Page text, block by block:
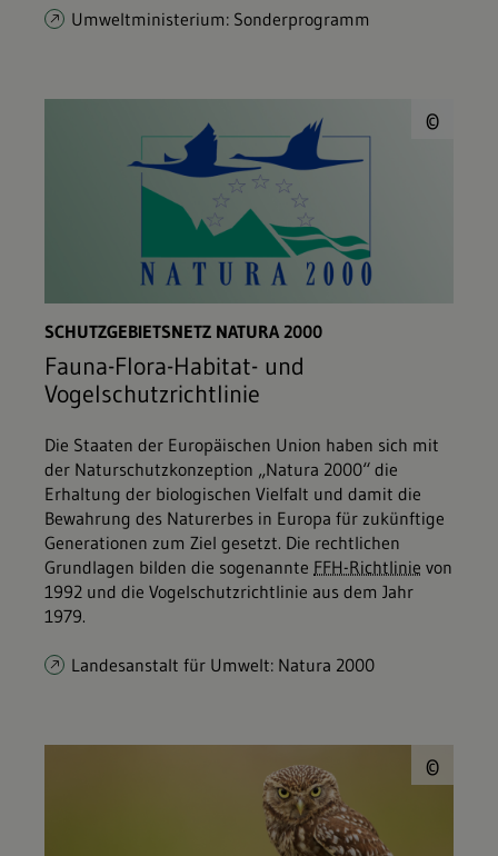
Umweltministerium: Sonderprogramm
©
SCHUTZGEBIETSNETZ NATURA 2000
Fauna-Flora-Habitat- und
Vogelschutzrichtlinie
Die Staaten der Europäischen Union haben sich mit
der Naturschutzkonzeption „Natura 2000“ die
Erhaltung der biologischen Vielfalt und damit die
Bewahrung des Naturerbes in Europa für zukünftige
Generationen zum Ziel gesetzt. Die rechtlichen
Grundlagen bilden die sogenannte FFH-Richtlinie von
1992 und die Vogelschutzrichtlinie aus dem Jahr
1979.
Landesanstalt für Umwelt: Natura 2000
©